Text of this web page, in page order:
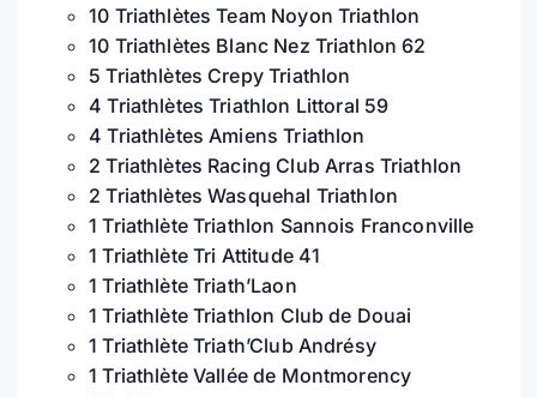
10 Triathlètes Team Noyon Triathlon
10 Triathlètes Blanc Nez Triathlon 62
5 Triathlètes Crepy Triathlon
4 Triathlètes Triathlon Littoral 59
4 Triathlètes Amiens Triathlon
2 Triathlètes Racing Club Arras Triathlon
2 Triathlètes Wasquehal Triathlon
1 Triathlète Triathlon Sannois Franconville
1 Triathlète Tri Attitude 41
1 Triathlète Triath’Laon
1 Triathlète Triathlon Club de Douai
1 Triathlète Triath’Club Andrésy
1 Triathlète Vallée de Montmorency